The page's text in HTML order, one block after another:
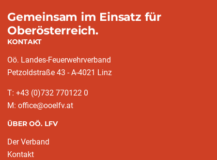
Gemeinsam im Einsatz für
Oberösterreich.
KONTAKT
Oö. Landes-Feuerwehrverband
Petzoldstraße 43 - A-4021 Linz
T: +43 (0)732 770122 0
M: office@ooelfv.at
ÜBER OÖ. LFV
Der Verband
Kontakt